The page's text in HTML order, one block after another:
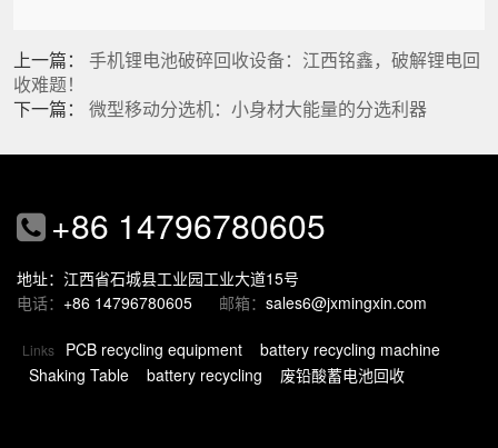
上一篇： 手机锂电池破碎回收设备：江西铭鑫，破解锂电回
收难题！
下一篇： 微型移动分选机：小身材大能量的分选利器
+86 14796780605
地址：江西省石城县工业园工业大道15号
电话： +86 14796780605 邮箱： sales6@jxmingxin.com
Links PCB recycling equipment
battery recycling machine
Shaking Table
battery recycling 废铅酸蓄电池回收